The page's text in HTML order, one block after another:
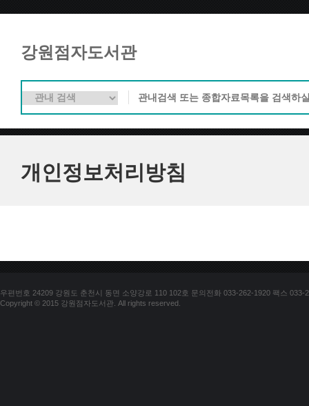
강원점자도서관
개인정보처리방침
우편번호 24209 강원도 춘천시 동면 소양강로 110 102호 문의전화 033-262-1920 팩스 033-
Copyright © 2015 강원점자도서관. All rights reserved.